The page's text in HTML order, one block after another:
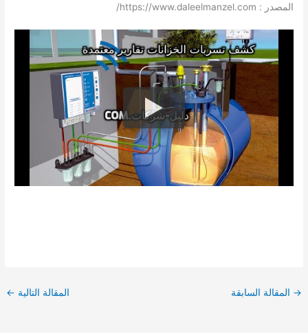
المصدر : https://www.daleelmanzel.com/
→ المقالة السابقة المقالة التالية ←